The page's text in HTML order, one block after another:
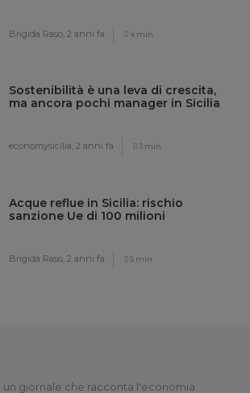
Brigida Raso,2 anni fa 4 min
Sostenibilità è una leva di crescita,
ma ancora pochi manager in Sicilia
economysicilia,2 anni fa 3 min
Acque reflue in Sicilia: rischio
sanzione Ue di 100 milioni
Brigida Raso,2 anni fa 5 min
un giornale che racconta l'economia